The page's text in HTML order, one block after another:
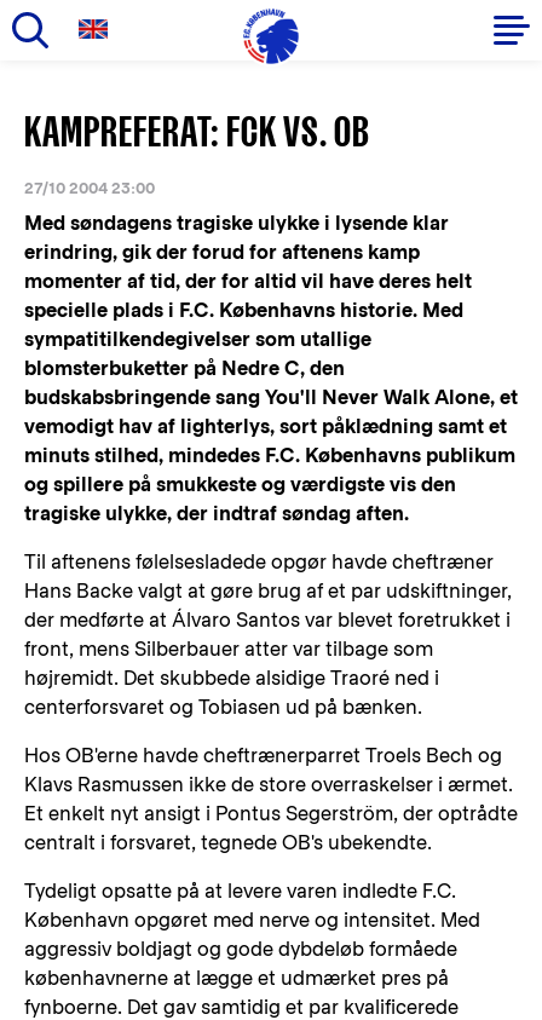
hovedindhold
Primær
navigation
KAMPREFERAT: FCK VS. OB
27/10 2004 23:00
Med søndagens tragiske ulykke i lysende klar
erindring, gik der forud for aftenens kamp
momenter af tid, der for altid vil have deres helt
specielle plads i F.C. Københavns historie. Med
sympatitilkendegivelser som utallige
blomsterbuketter på Nedre C, den
budskabsbringende sang You'll Never Walk Alone, et
vemodigt hav af lighterlys, sort påklædning samt et
minuts stilhed, mindedes F.C. Københavns publikum
og spillere på smukkeste og værdigste vis den
tragiske ulykke, der indtraf søndag aften.
Til aftenens følelsesladede opgør havde cheftræner
Hans Backe valgt at gøre brug af et par udskiftninger,
der medførte at Álvaro Santos var blevet foretrukket i
front, mens Silberbauer atter var tilbage som
højremidt. Det skubbede alsidige Traoré ned i
centerforsvaret og Tobiasen ud på bænken.
Hos OB'erne havde cheftrænerparret Troels Bech og
Klavs Rasmussen ikke de store overraskelser i ærmet.
Et enkelt nyt ansigt i Pontus Segerström, der optrådte
centralt i forsvaret, tegnede OB's ubekendte.
Tydeligt opsatte på at levere varen indledte F.C.
København opgøret med nerve og intensitet. Med
aggressiv boldjagt og gode dybdeløb formåede
københavnerne at lægge et udmærket pres på
fynboerne. Det gav samtidig et par kvalificerede